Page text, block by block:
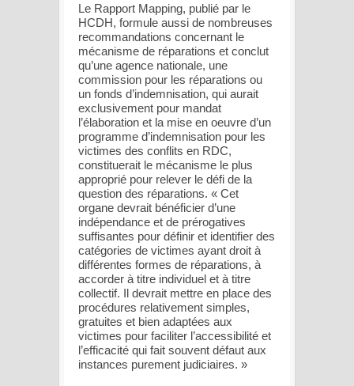
Le Rapport Mapping, publié par le
HCDH, formule aussi de nombreuses
recommandations concernant le
mécanisme de réparations et conclut
qu’une agence nationale, une
commission pour les réparations ou
un fonds d’indemnisation, qui aurait
exclusivement pour mandat
l’élaboration et la mise en oeuvre d’un
programme d’indemnisation pour les
victimes des conflits en RDC,
constituerait le mécanisme le plus
approprié pour relever le défi de la
question des réparations. « Cet
organe devrait bénéficier d’une
indépendance et de prérogatives
suffisantes pour définir et identifier des
catégories de victimes ayant droit à
différentes formes de réparations, à
accorder à titre individuel et à titre
collectif. Il devrait mettre en place des
procédures relativement simples,
gratuites et bien adaptées aux
victimes pour faciliter l’accessibilité et
l’efficacité qui fait souvent défaut aux
instances purement judiciaires. »